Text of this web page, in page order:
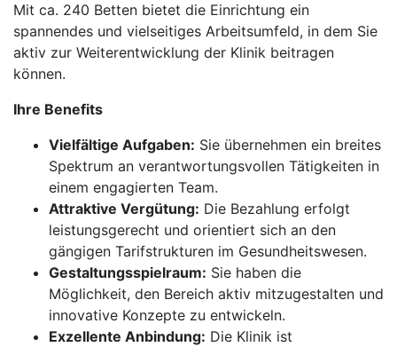
Mit ca. 240 Betten bietet die Einrichtung ein
spannendes und vielseitiges Arbeitsumfeld, in dem Sie
aktiv zur Weiterentwicklung der Klinik beitragen
können.
Ihre Benefits
Vielfältige Aufgaben: Sie übernehmen ein breites
Spektrum an verantwortungsvollen Tätigkeiten in
einem engagierten Team.
Attraktive Vergütung: Die Bezahlung erfolgt
leistungsgerecht und orientiert sich an den
gängigen Tarifstrukturen im Gesundheitswesen.
Gestaltungsspielraum: Sie haben die
Möglichkeit, den Bereich aktiv mitzugestalten und
innovative Konzepte zu entwickeln.
Exzellente Anbindung: Die Klinik ist